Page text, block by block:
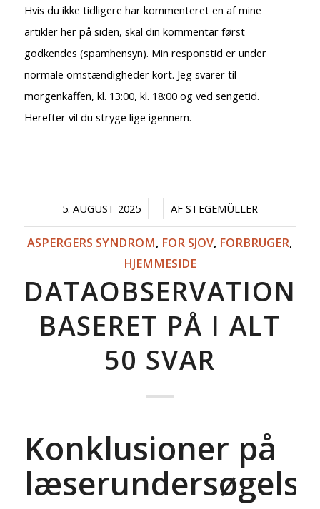
Hvis du ikke tidligere har kommenteret en af mine
artikler her på siden, skal din kommentar først
godkendes (spamhensyn). Min responstid er under
normale omstændigheder kort. Jeg svarer til
morgenkaffen, kl. 13:00, kl. 18:00 og ved sengetid.
Herefter vil du stryge lige igennem.
5. AUGUST 2025
/ / AF STEGEMÜLLER
ASPERGERS SYNDROM, FOR SJOV, FORBRUGER,
HJEMMESIDE
BASERET PÅ I ALT
50 SVAR
Konklusioner på